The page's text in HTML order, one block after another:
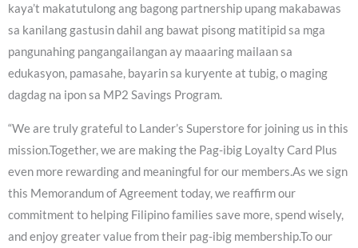
kaya’t makatutulong ang bagong partnership upang makabawas
sa kanilang gastusin dahil ang bawat pisong matitipid sa mga
pangunahing pangangailangan ay maaaring mailaan sa
edukasyon, pamasahe, bayarin sa kuryente at tubig, o maging
dagdag na ipon sa MP2 Savings Program.
“We are truly grateful to Lander’s Superstore for joining us in this
mission.Together, we are making the Pag-ibig Loyalty Card Plus
even more rewarding and meaningful for our members.As we sign
this Memorandum of Agreement today, we reaffirm our
commitment to helping Filipino families save more, spend wisely,
and enjoy greater value from their pag-ibig membership.To our